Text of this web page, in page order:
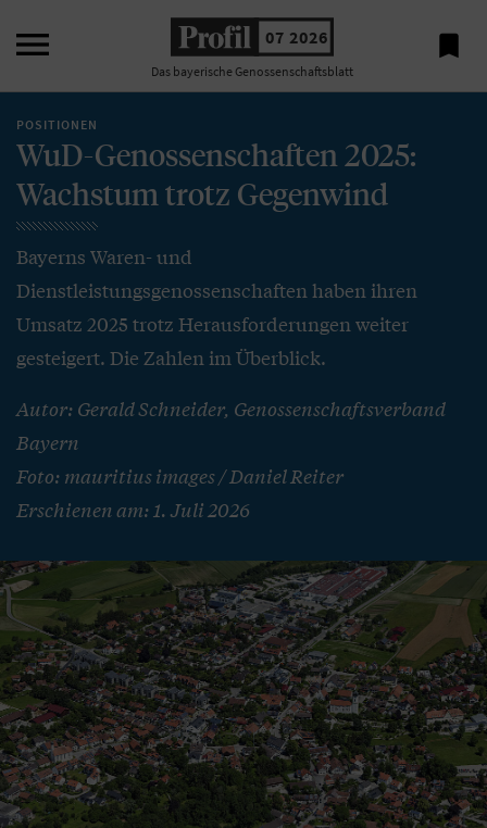
 07 2026
Das bayerische Genossenschaftsblatt

POSITIONEN
WuD-Genossenschaften 2025:
Wachstum trotz Gegenwind
Bayerns Waren- und
Dienstleistungsgenossenschaften haben ihren
Umsatz 2025 trotz Herausforderungen weiter
gesteigert. Die Zahlen im Überblick.
Autor: Gerald Schneider, Genossenschaftsverband
Bayern
Foto: mauritius images / Daniel Reiter
Erschienen am: 1. Juli 2026